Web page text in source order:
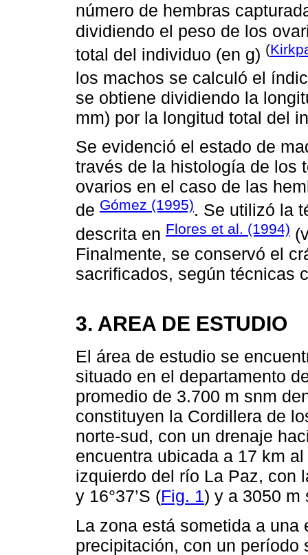
número de hembras
dividiendo el peso de los
total del individuo (en g) (
los machos se calculó el
se obtiene dividiendo la
mm) por la longitud total del
Se evidenció el estado de
través de la histología de los
ovarios en el caso de las
de Gómez (1995). Se utilizó la
descrita en Flores et al. (1994)
Finalmente, se conservó el
sacrificados, según técnicas
3. AREA DE ESTUDIO
El área de estudio se
situado en el departamento
promedio de 3.700 m snm
constituyen la Cordillera de
norte-sud, con un drenaje
encuentra ubicada a 17 km
izquierdo del río La Paz, con
y 16°37’S (Fig. 1) y a 3050 m
La zona está sometida a
precipitación, con un período